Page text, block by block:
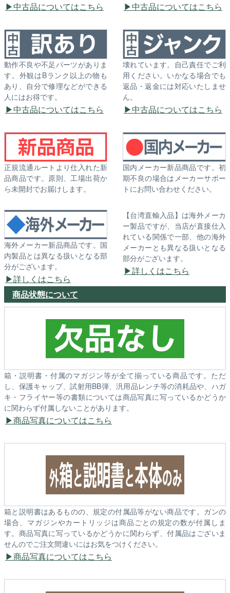
中古品についてはこちら 中古品についてはこちら
動作不良や不足パーツがありま
す。外観はBランク以上の物も
あり、自分で修理などができる
人にはお得です。
中古品についてはこちら
壊れています。自己責任でご利
用ください。いかなる場合でも
返品・返金には対応いたしませ
ん。
中古品についてはこちら
正規流通ルートより仕入れた新
品商品です。原則、工場出荷か
ら未開封でお届けします。
国内メーカー新品商品です。初
期不良の場合はメーカーサポー
トにお問い合わせください。
海外メーカー新品商品です。国
内製品とは異なる扱いとなる部
分がございます。
詳しくはこちら
【台湾直輸入品】は海外メーカ
ー製品ですが、当店が直接仕入
れている関係で一部、他の海外
メーカーとも異なる扱いとなる
部分がございます。
詳しくはこちら
商品状態について
箱・説明書・付属のマガジン等が全て揃っている商品です。ただ
し、保護キャップ、試射用BB弾、汎用品レンチ等の消耗品や、ハガ
キ・フライヤー等の書類については商品写真に写っているかどうか
に関わらず付属しないことがあります。
商品写真についてはこちら
箱と説明書はあるものの、規定の付属品等がない商品です。ガンの
場合、マガジンやカートリッジは商品ごとの規定の数が付属しま
す。商品写真に写っているかどうかに関わらず、付属品はございま
せんのでご注文間違いにはお気をつけください。
商品写真についてはこちら